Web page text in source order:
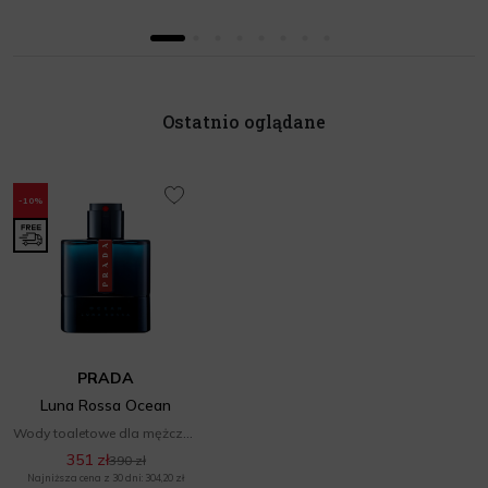
Ostatnio oglądane
-10%
PRADA
Luna Rossa Ocean
351 zł390 zł
Najniższa cena z 30 dni: 304,20 zł